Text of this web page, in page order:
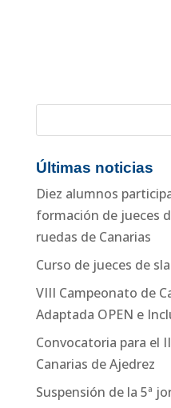
Buscar:
Últimas noticias
Diez alumnos
formación de jueces
ruedas de Canarias
Curso de jueces de
VIII Campeonato de
Adaptada OPEN e
Convocatoria para el
Canarias de Ajedrez
Suspensión de la 5ª